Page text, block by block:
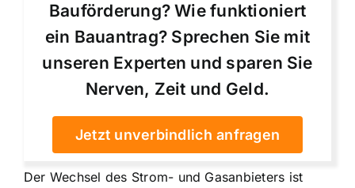
Bauförderung? Wie funktioniert
ein Bauantrag? Sprechen Sie mit
unseren Experten und sparen Sie
Nerven, Zeit und Geld.
Jetzt unverbindlich anfragen
Der Wechsel des Strom- und Gasanbieters ist